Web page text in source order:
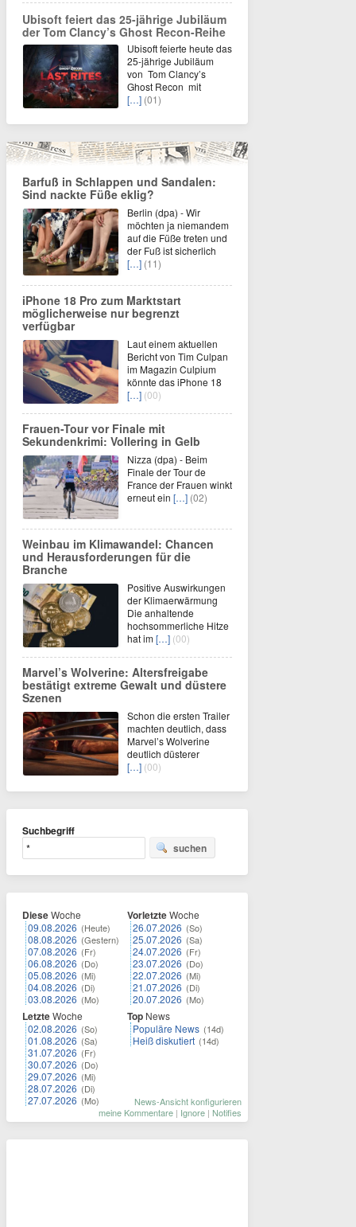
Ubisoft feiert das 25-jährige Jubiläum
der Tom Clancy’s Ghost Recon-Reihe
Ubisoft feierte heute das
25-jährige Jubiläum
von Tom Clancy’s
Ghost Recon mit
[…] (01)
Barfuß in Schlappen und Sandalen:
Sind nackte Füße eklig?
Berlin (dpa) - Wir
möchten ja niemandem
auf die Füße treten und
der Fuß ist sicherlich
[…] (11)
iPhone 18 Pro zum Marktstart
möglicherweise nur begrenzt
verfügbar
Laut einem aktuellen
Bericht von Tim Culpan
im Magazin Culpium
könnte das iPhone 18
[…] (00)
Frauen-Tour vor Finale mit
Sekundenkrimi: Vollering in Gelb
Nizza (dpa) - Beim
Finale der Tour de
France der Frauen winkt
erneut ein […] (02)
Weinbau im Klimawandel: Chancen
und Herausforderungen für die
Branche
Positive Auswirkungen
der Klimaerwärmung
Die anhaltende
hochsommerliche Hitze
hat im[…] (00)
Marvel’s Wolverine: Altersfreigabe
bestätigt extreme Gewalt und düstere
Szenen
Schon die ersten Trailer
machten deutlich, dass
Marvel’s Wolverine
deutlich düsterer
[…] (00)
Suchbegriff
suchen
DieseWoche
09.08.2026 (Heute)
08.08.2026 (Gestern)
07.08.2026 (Fr)
06.08.2026 (Do)
05.08.2026 (Mi)
04.08.2026 (Di)
03.08.2026 (Mo)
LetzteWoche
02.08.2026 (So)
01.08.2026 (Sa)
31.07.2026 (Fr)
30.07.2026 (Do)
29.07.2026 (Mi)
28.07.2026 (Di)
27.07.2026 (Mo)
VorletzteWoche
26.07.2026 (So)
25.07.2026 (Sa)
24.07.2026 (Fr)
23.07.2026 (Do)
22.07.2026 (Mi)
21.07.2026 (Di)
20.07.2026 (Mo)
Top News
Populäre News (14d)
Heiß diskutiert (14d)
News-Ansicht konfigurieren
meine Kommentare | Ignore | Notifies